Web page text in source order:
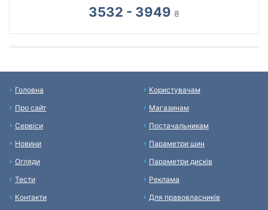
3532 - 3949 ₴
Головна
Про сайт
Сервіси
Новини
Огляди
Тести
Контакти
Користувачам
Магазинам
Постачальникам
Параметри шин
Параметри дисків
Реклама
Для правовласників